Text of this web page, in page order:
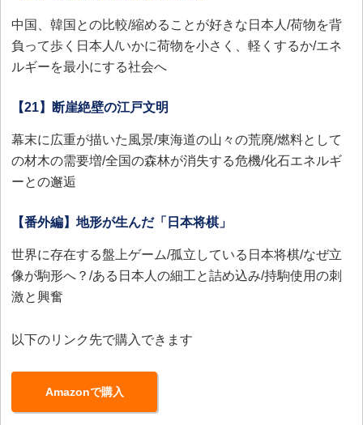
中国、韓国との比較/縮めることが好きな日本人/荷物を背
負って歩く日本人/いかに荷物を小さく、軽くするか/エネ
ルギーを最小にする社会へ
【21】断崖絶壁の江戸文明
幕末に広重が描いた風景/東海道の山々の荒廃/燃料として
の材木の需要増/全国の森林が消失する危機/化石エネルギ
ーとの邂逅
【番外編】地形が生んだ「日本将棋」
世界に存在する盤上ゲーム/孤立している日本将棋/なぜ立
像が駒形へ？/ある日本人の細工と詰め込み/持駒使用の刺
激と興奮
以下のリンク先で購入できます
Amazonで購入